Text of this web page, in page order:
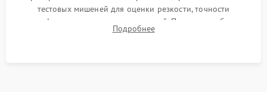
тестовых мишеней для оценки резкости, точности
автофокуса и отсутствия искажений. Проверка работы
диафрагмы на закрытых значениях и тестирование
Подробнее